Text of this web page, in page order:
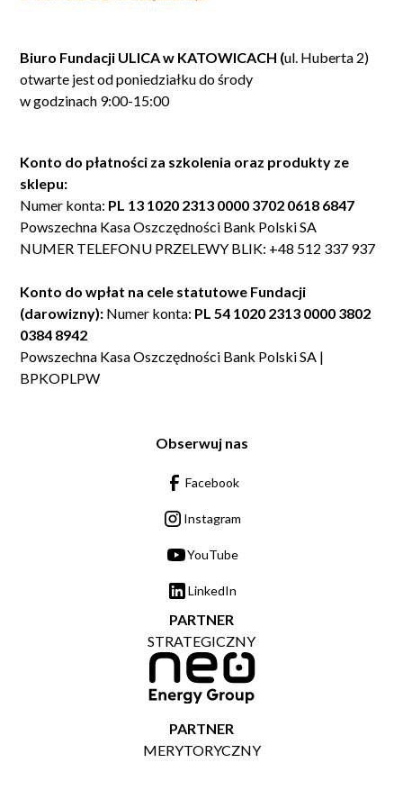
Biuro Fundacji ULICA w KATOWICACH (ul. Huberta 2)
otwarte jest od poniedziałku do środy
w godzinach 9:00-15:00
Konto do płatności za szkolenia oraz produkty ze
sklepu:
Numer konta: PL 13 1020 2313 0000 3702 0618 6847
Powszechna Kasa Oszczędności Bank Polski SA
NUMER TELEFONU PRZELEWY BLIK: +48 512 337 937
Konto do wpłat na cele statutowe Fundacji
(darowizny): Numer konta: PL 54 1020 2313 0000 3802
0384 8942
Powszechna Kasa Oszczędności Bank Polski SA |
BPKOPLPW
Obserwuj nas
Facebook
Instagram
YouTube
LinkedIn
PARTNER
STRATEGICZNY
PARTNER
MERYTORYCZNY